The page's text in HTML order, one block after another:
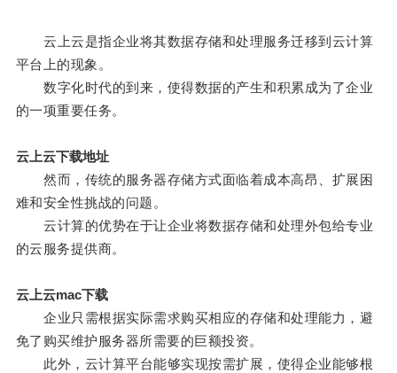
云上云是指企业将其数据存储和处理服务迁移到云计算
平台上的现象。
数字化时代的到来，使得数据的产生和积累成为了企业
的一项重要任务。
云上云下载地址
然而，传统的服务器存储方式面临着成本高昂、扩展困
难和安全性挑战的问题。
云计算的优势在于让企业将数据存储和处理外包给专业
的云服务提供商。
云上云mac下载
企业只需根据实际需求购买相应的存储和处理能力，避
免了购买维护服务器所需要的巨额投资。
此外，云计算平台能够实现按需扩展，使得企业能够根